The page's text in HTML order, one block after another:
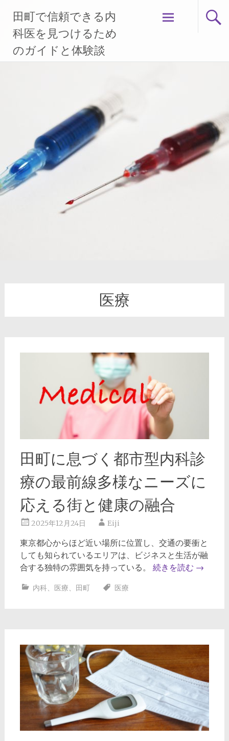
田町で信頼できる内
科医を見つけるため
のガイドと体験談
医療
田町に息づく都市型内科診
療の最前線多様なニーズに
応える街と健康の融合
2025年12月24日 Eiji
東京都心からほど近い場所に位置し、交通の要衝と
しても知られているエリアは、ビジネスと生活が融
合する独特の雰囲気を持っている。 続きを読む →
内科、 医療、 田町 医療